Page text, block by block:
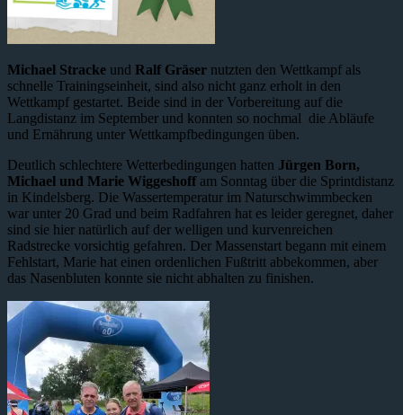
Michael Stracke und Ralf Gräser nutzten den Wettkampf als
schnelle Trainingseinheit, sind also nicht ganz erholt in den
Wettkampf gestartet. Beide sind in der Vorbereitung auf die
Langdistanz im September und konnten so nochmal die Abläufe
und Ernährung unter Wettkampfbedingungen üben.
Deutlich schlechtere Wetterbedingungen hatten Jürgen Born,
Michael und Marie Wiggeshoffam Sonntag über die Sprintdistanz
in Kindelsberg. Die Wassertemperatur im Naturschwimmbecken
war unter 20 Grad und beim Radfahren hat es leider geregnet, daher
sind sie hier natürlich auf der welligen und kurvenreichen
Radstrecke vorsichtig gefahren. Der Massenstart begann mit einem
Fehlstart, Marie hat einen ordenlichen Fußtritt abbekommen, aber
das Nasenbluten konnte sie nicht abhalten zu finishen.